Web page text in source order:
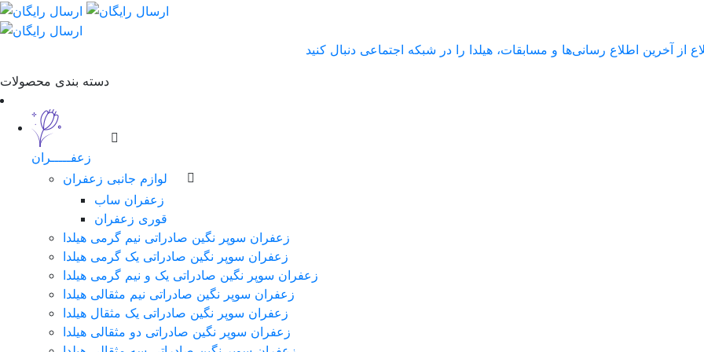
دسته بندی محصولات
زعفـــــران
لوازم جانبی زعفران
زعفران ساب
قوری زعفران
زعفران سوپر نگین صادراتی نیم گرمی هیلدا
زعفران سوپر نگین صادراتی یک گرمی هیلدا
زعفران سوپر نگین صادراتی یک و نیم گرمی هیلدا
زعفران سوپر نگین صادراتی نیم مثقالی هیلدا
زعفران سوپر نگین صادراتی یک مثقال هیلدا
زعفران سوپر نگین صادراتی دو مثقالی هیلدا